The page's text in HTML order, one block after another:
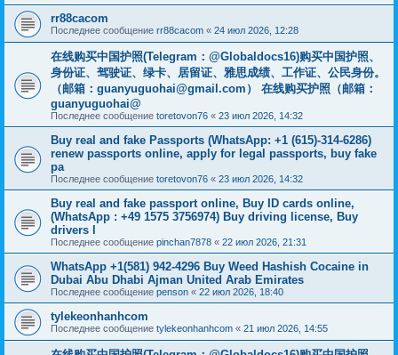
rr88cacom
Последнее сообщение rr88cacom « 24 июл 2026, 12:28
在线购买中国护照(Telegram：@Globaldocs16)购买中国护照、
身份证、驾驶证、绿卡、居留证、雅思成绩、工作证、公民身份。
（邮箱： guanyuguohai@gmail.com ） 在线购买护照（邮箱：
guanyuguohai@
Последнее сообщение toretovon76 « 23 июл 2026, 14:32
Buy real and fake Passports (WhatsApp: +1 (615)-314-6286)
renew passports online, apply for legal passports, buy fake
pa
Последнее сообщение toretovon76 « 23 июл 2026, 14:32
Buy real and fake passport online, Buy ID cards online,
(WhatsApp : +49 1575 3756974) Buy driving license, Buy
drivers l
Последнее сообщение pinchan7878 « 22 июл 2026, 21:31
WhatsApp +1(581) 942-4296 Buy Weed Hashish Cocaine in
Dubai Abu Dhabi Ajman United Arab Emirates
Последнее сообщение penson « 22 июл 2026, 18:40
tylekeonhanhcom
Последнее сообщение tylekeonhanhcom « 21 июл 2026, 14:55